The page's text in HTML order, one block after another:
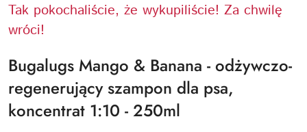
Tak pokochaliście, że wykupiliście! Za chwilę
wróci!
Bugalugs Mango & Banana - odżywczo-
regenerujący szampon dla psa,
koncentrat 1:10 - 250ml